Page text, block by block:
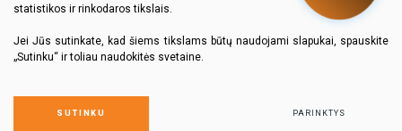
statistikos ir rinkodaros tikslais.
Jei Jūs sutinkate, kad šiems tikslams būtų naudojami slapukai, spauskite
„Sutinku“ ir toliau naudokitės svetaine.
SUTINKU PARINKTYS